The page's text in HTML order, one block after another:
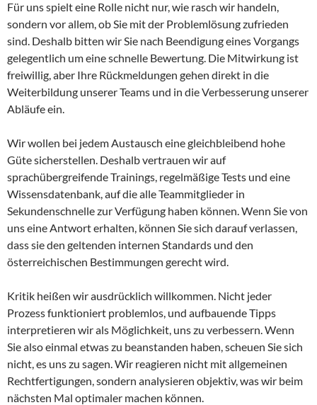
Für uns spielt eine Rolle nicht nur, wie rasch wir handeln,
sondern vor allem, ob Sie mit der Problemlösung zufrieden
sind. Deshalb bitten wir Sie nach Beendigung eines Vorgangs
gelegentlich um eine schnelle Bewertung. Die Mitwirkung ist
freiwillig, aber Ihre Rückmeldungen gehen direkt in die
Weiterbildung unserer Teams und in die Verbesserung unserer
Abläufe ein.
Wir wollen bei jedem Austausch eine gleichbleibend hohe
Güte sicherstellen. Deshalb vertrauen wir auf
sprachübergreifende Trainings, regelmäßige Tests und eine
Wissensdatenbank, auf die alle Teammitglieder in
Sekundenschnelle zur Verfügung haben können. Wenn Sie von
uns eine Antwort erhalten, können Sie sich darauf verlassen,
dass sie den geltenden internen Standards und den
österreichischen Bestimmungen gerecht wird.
Kritik heißen wir ausdrücklich willkommen. Nicht jeder
Prozess funktioniert problemlos, und aufbauende Tipps
interpretieren wir als Möglichkeit, uns zu verbessern. Wenn
Sie also einmal etwas zu beanstanden haben, scheuen Sie sich
nicht, es uns zu sagen. Wir reagieren nicht mit allgemeinen
Rechtfertigungen, sondern analysieren objektiv, was wir beim
nächsten Mal optimaler machen können.